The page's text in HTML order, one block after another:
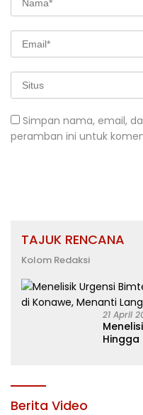
Simpan nama, email,
peramban ini untuk
TAJUK RENCANA
Kolom Redaksi
21 April
Hingga
Berita Video